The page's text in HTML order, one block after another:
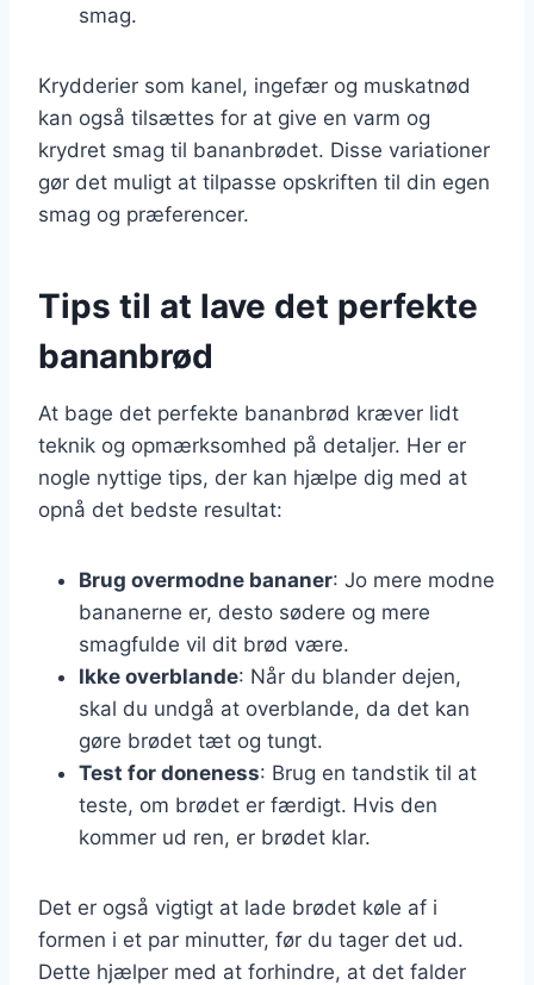
smag.
Krydderier som kanel, ingefær og muskatnød
kan også tilsættes for at give en varm og
krydret smag til bananbrødet. Disse variationer
gør det muligt at tilpasse opskriften til din egen
smag og præferencer.
Tips til at lave det perfekte
bananbrød
At bage det perfekte bananbrød kræver lidt
teknik og opmærksomhed på detaljer. Her er
nogle nyttige tips, der kan hjælpe dig med at
opnå det bedste resultat:
Brug overmodne bananer: Jo mere modne
bananerne er, desto sødere og mere
smagfulde vil dit brød være.
Ikke overblande: Når du blander dejen,
skal du undgå at overblande, da det kan
gøre brødet tæt og tungt.
Test for doneness: Brug en tandstik til at
teste, om brødet er færdigt. Hvis den
kommer ud ren, er brødet klar.
Det er også vigtigt at lade brødet køle af i
formen i et par minutter, før du tager det ud.
Dette hjælper med at forhindre, at det falder